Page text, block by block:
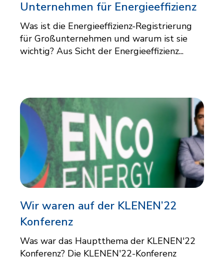
Unternehmen für Energieeffizienz
Was ist die Energieeffizienz-Registrierung
für Großunternehmen und warum ist sie
wichtig? Aus Sicht der Energieeffizienz...
Wir waren auf der KLENEN’22
Konferenz
Was war das Hauptthema der KLENEN'22
Konferenz? Die KLENEN'22-Konferenz